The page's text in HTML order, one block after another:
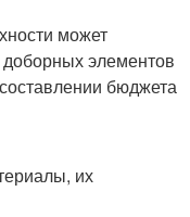
может
элементов
бюджета
их